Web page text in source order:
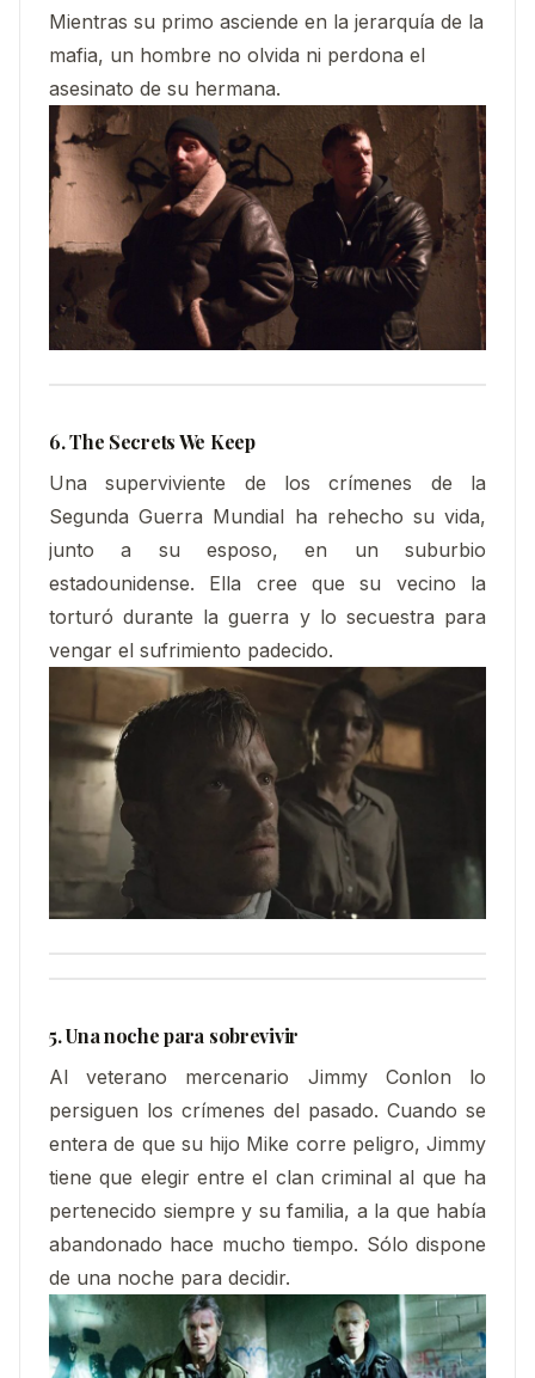
Mientras su primo asciende en la jerarquía de la
mafia, un hombre no olvida ni perdona el
asesinato de su hermana.
6. The Secrets We Keep
Una superviviente de los crímenes de la
Segunda Guerra Mundial ha rehecho su vida,
junto a su esposo, en un suburbio
estadounidense. Ella cree que su vecino la
torturó durante la guerra y lo secuestra para
vengar el sufrimiento padecido.
5. Una noche para sobrevivir
Al veterano mercenario Jimmy Conlon lo
persiguen los crímenes del pasado. Cuando se
entera de que su hijo Mike corre peligro, Jimmy
tiene que elegir entre el clan criminal al que ha
pertenecido siempre y su familia, a la que había
abandonado hace mucho tiempo. Sólo dispone
de una noche para decidir.